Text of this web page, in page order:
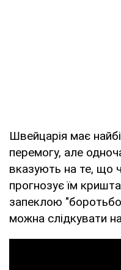
Швейцарія має
перемогу, але
вказують на те, що
прогнозує їм
запеклою
можна слідкувати